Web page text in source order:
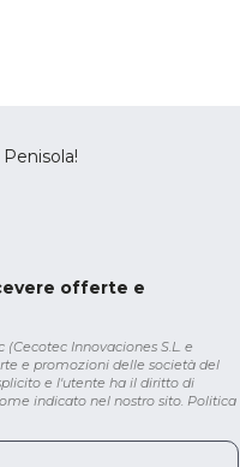
offerte e
Innovaciones S.L. e
e promozioni delle società del
e l'utente ha il diritto di
indicato nel nostro sito. Politica